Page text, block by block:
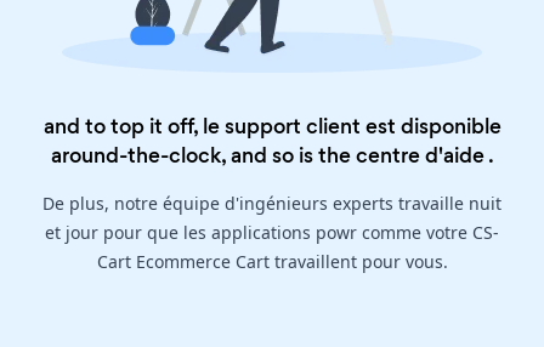
and to top it off, le support client est disponible
around-the-clock, and so is thecentre d'aide.
De plus, notre équipe d'ingénieurs experts travaille nuit
et jour pour que les applications powr comme votre CS-
Cart Ecommerce Cart travaillent pour vous.